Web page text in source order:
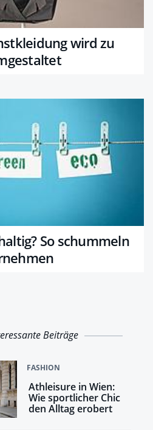
wird zu
So schummeln
Beiträge
FASHION
Athleisure in Wien:
Wie sportlicher Chic
den Alltag erobert